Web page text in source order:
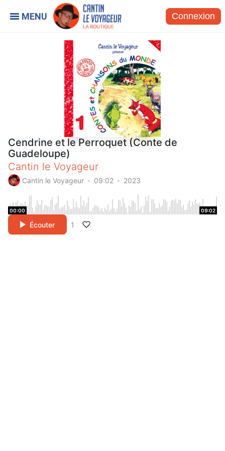
Connexion
Cendrine et le Perroquet (Conte de
Guadeloupe)
Cantin le Voyageur
Cantin le Voyageur 09:02 2023
00:00 09:02
Écouter 1